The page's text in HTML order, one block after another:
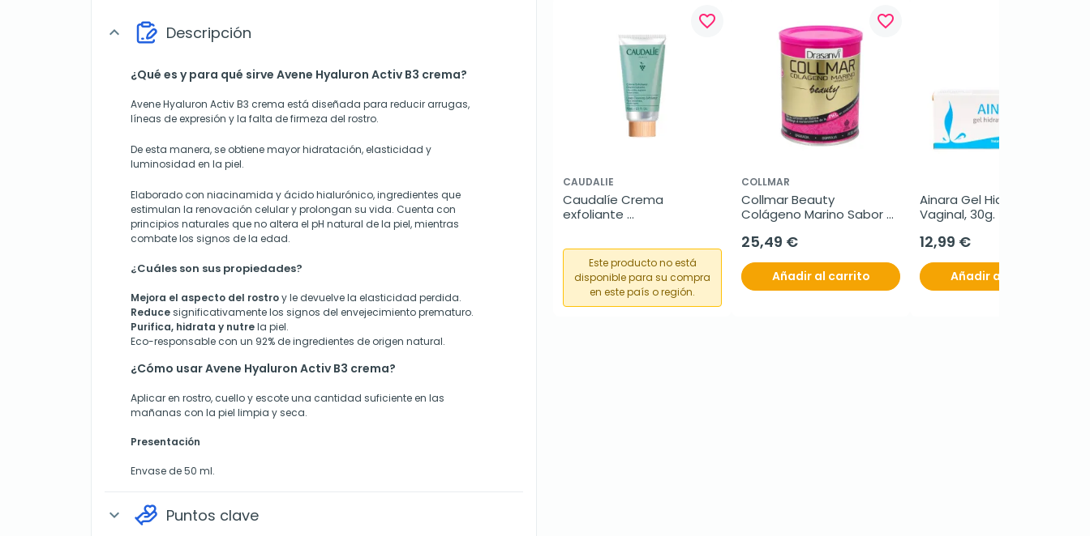
expand_more Descripción
¿Qué es y para qué sirve Avene Hyaluron Activ B3 crema?
Avene Hyaluron Activ B3 crema está diseñada para reducir arrugas,
líneas de expresión y la falta de firmeza del rostro.
De esta manera, se obtiene mayor hidratación, elasticidad y
luminosidad en la piel.
Elaborado con niacinamida y ácido hialurónico, ingredientes que
estimulan la renovación celular y prolongan su vida. Cuenta con
principios naturales que no altera el pH natural de la piel, mientras
combate los signos de la edad.
¿Cuáles son sus propiedades?
Mejora el aspecto del rostroy le devuelve la elasticidad perdida.
Reducesignificativamente los signos del envejecimiento prematuro.
Purifica, hidrata y nutrela piel.
Eco-responsable con un 92% de ingredientes de origen natural.
¿Cómo usar Avene Hyaluron Activ B3 crema?
Aplicar en rostro, cuello y escote una cantidad suficiente en las
mañanas con la piel limpia y seca.
Presentación
Envase de 50 ml.
expand_more Puntos clave
favorite_border
CAUDALIE
Caudalíe Crema
exfoliante
Este producto no está
disponible para su compra
en este país o región.
favorite_border
COLLMAR
Collmar Beauty
Colágeno Marino Sabor
25,49 €
Añadir al carrito
Ainara Gel Hidratante
Vaginal, 30g.
12,99 €
Añadir al carrito